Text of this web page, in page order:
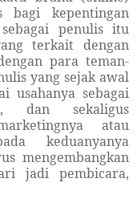
kepentingan
penulis itu
terkait dengan
para teman-
yang sejak awal
usahanya sebagai
dan sekaligus
atau
keduanyanya
mengembangkan
jadi pembicara,